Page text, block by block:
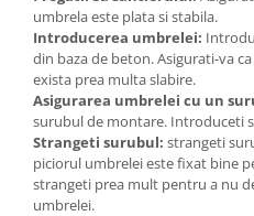
umbrela este plata si stabila.
Introducerea umbrelei:
din baza de beton. Asigurati-va
exista prea multa slabire.
Asigurarea umbrelei cu un
surubul de montare. Introduceti
Strangeti surubul: strangeti
piciorul umbrelei este fixat bine
strangeti prea mult pentru a nu
umbrelei.